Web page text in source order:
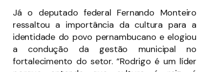
Já o deputado federal Fernando Monteiro
ressaltou a importância da cultura para a
identidade do povo pernambucano e elogiou
a condução da gestão municipal no
fortalecimento do setor. “Rodrigo é um líder